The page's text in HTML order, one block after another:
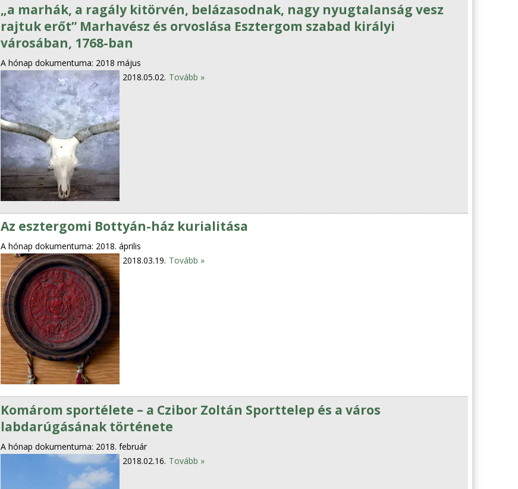
„a marhák, a ragály kitörvén, belázasodnak, nagy nyugtalanság vesz
rajtuk erőt” Marhavész és orvoslása Esztergom szabad királyi
városában, 1768-ban
A hónap dokumentuma: 2018 május
2018.05.02. Tovább »
Az esztergomi Bottyán-ház kurialitása
A hónap dokumentuma: 2018. április
2018.03.19. Tovább »
Komárom sportélete – a Czibor Zoltán Sporttelep és a város
labdarúgásának története
A hónap dokumentuma: 2018. február
2018.02.16. Tovább »